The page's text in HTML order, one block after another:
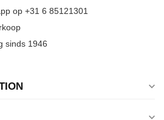
op +31 6 85121301
sinds 1946